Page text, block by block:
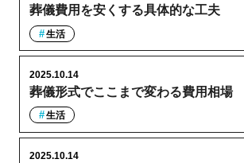
葬儀費用を安くする具体的な工夫
生活
葬儀形式でここまで変わる費用相場
2025.10.14
生活
2025.10.14